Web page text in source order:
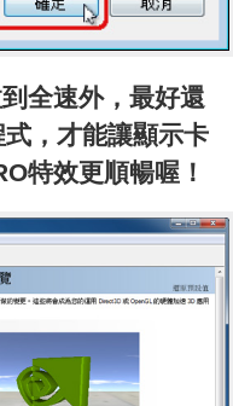
全速外，最好還
，才能讓顯示卡
特效更順暢喔！